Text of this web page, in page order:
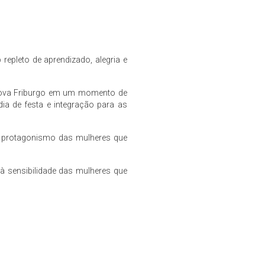
de aprendizado, alegria e
Friburgo em um momento de
de festa e integração para as
das mulheres que
sensibilidade das mulheres que